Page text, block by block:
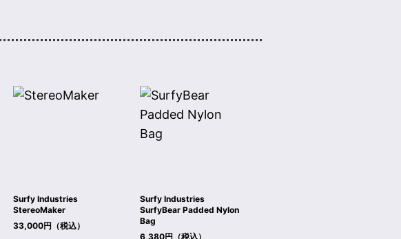
Surfy Industries
StereoMaker
33,000円（税込）
Surfy Industries
SurfyBear Padded Nylon
Bag
6,380円（税込）